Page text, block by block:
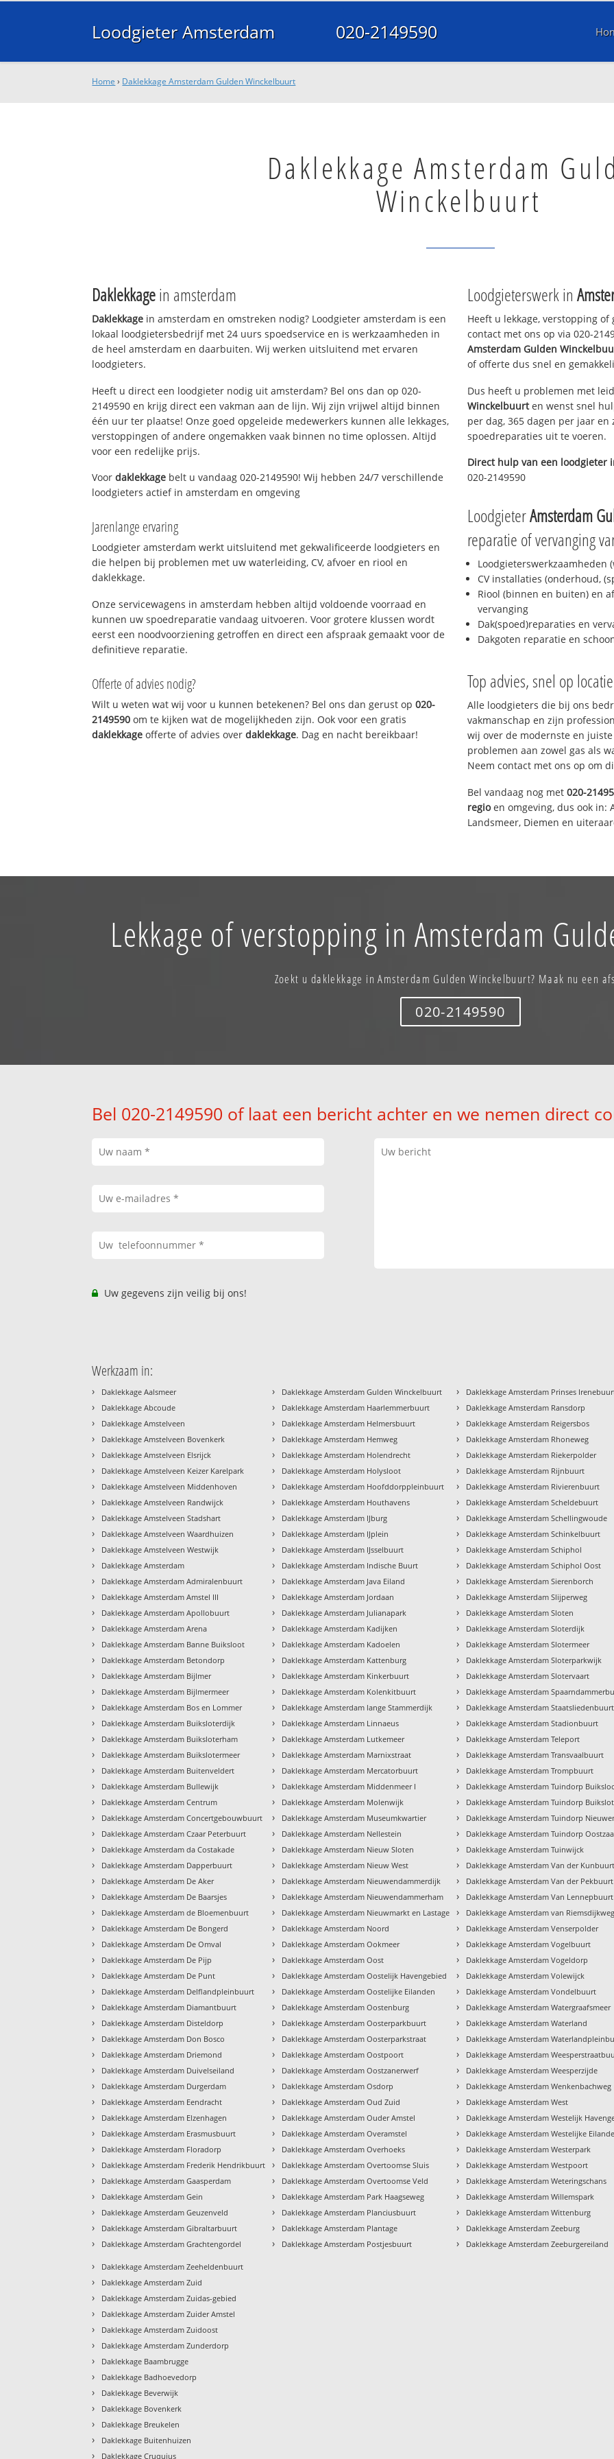
Loodgieter Amsterdam 020-2149590
Home › Daklekkage Amsterdam Gulden Winckelbuurt
Daklekkage Amsterdam
Winckelbuurt
Daklekkagein amsterdam
Daklekkage in amsterdam en omstreken nodig? Loodgieter amsterdam is een
lokaal loodgietersbedrijf met 24 uurs spoedservice en is werkzaamheden in
de heel amsterdam en daarbuiten. Wij werken uitsluitend met ervaren
loodgieters.
Heeft u direct een loodgieter nodig uit amsterdam? Bel ons dan op 020-
2149590 en krijg direct een vakman aan de lijn. Wij zijn vrijwel altijd binnen
één uur ter plaatse! Onze goed opgeleide medewerkers kunnen alle lekkages,
verstoppingen of andere ongemakken vaak binnen no time oplossen. Altijd
voor een redelijke prijs.
Voordaklekkage belt u vandaag 020-2149590! Wij hebben 24/7 verschillende
loodgieters actief in amsterdam en omgeving
Jarenlange ervaring
Loodgieter amsterdam werkt uitsluitend met gekwalificeerde loodgieters en
die helpen bij problemen met uw waterleiding, CV, afvoer en riool en
daklekkage.
Onze servicewagens in amsterdam hebben altijd voldoende voorraad en
kunnen uw spoedreparatie vandaag uitvoeren. Voor grotere klussen wordt
eerst een noodvoorziening getroffen en direct een afspraak gemaakt voor de
definitieve reparatie.
Offerte of advies nodig?
Wilt u weten wat wij voor u kunnen betekenen? Bel ons dan gerust op020-
2149590 om te kijken wat de mogelijkheden zijn. Ook voor een gratis
daklekkage offerte of advies overdaklekkage. Dag en nacht bereikbaar!
Loodgieterswerk in
Heeft u lekkage, verstopping
contact met ons op via 020-
Amsterdam Gulden
of offerte dus snel en
Dus heeft u problemen met
Winckelbuurten wenst snel
per dag, 365 dagen per jaar
spoedreparaties uit te voeren.
Direct hulp van een loodgieter
020-2149590
LoodgieterAmsterdam
reparatie of vervanging
Loodgieterswerkzaamheden
CV installaties (onderhoud,
Riool (binnen en buiten) en
vervanging
Dak(spoed)reparaties en
Dakgoten reparatie en
Top advies, snel op
Alle loodgieters die bij ons
vakmanschap en zijn
wij over de modernste en
problemen aan zowel gas als
Neem contact met ons op om
Bel vandaag nog met 020-
regioen omgeving, dus ook in:
Landsmeer, Diemen en
Lekkage of verstopping in Amsterdam
Zoekt u daklekkage in Amsterdam Gulden Winckelbuurt? Maak nu een
020-2149590
Bel 020-2149590 of laat een bericht achter en we nemen direct
Uw gegevens zijn veilig bij ons!
Werkzaam in:
› Daklekkage Aalsmeer
› Daklekkage Abcoude
› Daklekkage Amstelveen
› Daklekkage Amstelveen Bovenkerk
› Daklekkage Amstelveen Elsrijck
› Daklekkage Amstelveen Keizer Karelpark
› Daklekkage Amstelveen Middenhoven
› Daklekkage Amstelveen Randwijck
› Daklekkage Amstelveen Stadshart
› Daklekkage Amstelveen Waardhuizen
› Daklekkage Amstelveen Westwijk
› Daklekkage Amsterdam
› Daklekkage Amsterdam Admiralenbuurt
› Daklekkage Amsterdam Amstel III
› Daklekkage Amsterdam Apollobuurt
› Daklekkage Amsterdam Arena
› Daklekkage Amsterdam Banne Buiksloot
› Daklekkage Amsterdam Betondorp
› Daklekkage Amsterdam Bijlmer
› Daklekkage Amsterdam Bijlmermeer
› Daklekkage Amsterdam Bos en Lommer
› Daklekkage Amsterdam Buiksloterdijk
› Daklekkage Amsterdam Buiksloterham
› Daklekkage Amsterdam Buikslotermeer
› Daklekkage Amsterdam Buitenveldert
› Daklekkage Amsterdam Bullewijk
› Daklekkage Amsterdam Centrum
› Daklekkage Amsterdam Concertgebouwbuurt
› Daklekkage Amsterdam Czaar Peterbuurt
› Daklekkage Amsterdam da Costakade
› Daklekkage Amsterdam Dapperbuurt
› Daklekkage Amsterdam De Aker
› Daklekkage Amsterdam De Baarsjes
› Daklekkage Amsterdam de Bloemenbuurt
› Daklekkage Amsterdam De Bongerd
› Daklekkage Amsterdam De Omval
› Daklekkage Amsterdam De Pijp
› Daklekkage Amsterdam De Punt
› Daklekkage Amsterdam Delflandpleinbuurt
› Daklekkage Amsterdam Diamantbuurt
› Daklekkage Amsterdam Disteldorp
› Daklekkage Amsterdam Don Bosco
› Daklekkage Amsterdam Driemond
› Daklekkage Amsterdam Duivelseiland
› Daklekkage Amsterdam Durgerdam
› Daklekkage Amsterdam Eendracht
› Daklekkage Amsterdam Elzenhagen
› Daklekkage Amsterdam Erasmusbuurt
› Daklekkage Amsterdam Floradorp
› Daklekkage Amsterdam Frederik Hendrikbuurt
› Daklekkage Amsterdam Gaasperdam
› Daklekkage Amsterdam Gein
› Daklekkage Amsterdam Geuzenveld
› Daklekkage Amsterdam Gibraltarbuurt
› Daklekkage Amsterdam Grachtengordel
› Daklekkage Amsterdam Gulden Winckelbuurt
› Daklekkage Amsterdam Haarlemmerbuurt
› Daklekkage Amsterdam Helmersbuurt
› Daklekkage Amsterdam Hemweg
› Daklekkage Amsterdam Holendrecht
› Daklekkage Amsterdam Holysloot
› Daklekkage Amsterdam Hoofddorppleinbuurt
› Daklekkage Amsterdam Houthavens
› Daklekkage Amsterdam IJburg
› Daklekkage Amsterdam IJplein
› Daklekkage Amsterdam IJsselbuurt
› Daklekkage Amsterdam Indische Buurt
› Daklekkage Amsterdam Java Eiland
› Daklekkage Amsterdam Jordaan
› Daklekkage Amsterdam Julianapark
› Daklekkage Amsterdam Kadijken
› Daklekkage Amsterdam Kadoelen
› Daklekkage Amsterdam Kattenburg
› Daklekkage Amsterdam Kinkerbuurt
› Daklekkage Amsterdam Kolenkitbuurt
› Daklekkage Amsterdam lange Stammerdijk
› Daklekkage Amsterdam Linnaeus
› Daklekkage Amsterdam Lutkemeer
› Daklekkage Amsterdam Marnixstraat
› Daklekkage Amsterdam Mercatorbuurt
› Daklekkage Amsterdam Middenmeer I
› Daklekkage Amsterdam Molenwijk
› Daklekkage Amsterdam Museumkwartier
› Daklekkage Amsterdam Nellestein
› Daklekkage Amsterdam Nieuw Sloten
› Daklekkage Amsterdam Nieuw West
› Daklekkage Amsterdam Nieuwendammerdijk
› Daklekkage Amsterdam Nieuwendammerham
› Daklekkage Amsterdam Nieuwmarkt en Lastage
› Daklekkage Amsterdam Noord
› Daklekkage Amsterdam Ookmeer
› Daklekkage Amsterdam Oost
› Daklekkage Amsterdam Oostelijk Havengebied
› Daklekkage Amsterdam Oostelijke Eilanden
› Daklekkage Amsterdam Oostenburg
› Daklekkage Amsterdam Oosterparkbuurt
› Daklekkage Amsterdam Oosterparkstraat
› Daklekkage Amsterdam Oostpoort
› Daklekkage Amsterdam Oostzanerwerf
› Daklekkage Amsterdam Osdorp
› Daklekkage Amsterdam Oud Zuid
› Daklekkage Amsterdam Ouder Amstel
› Daklekkage Amsterdam Overamstel
› Daklekkage Amsterdam Overhoeks
› Daklekkage Amsterdam Overtoomse Sluis
› Daklekkage Amsterdam Overtoomse Veld
› Daklekkage Amsterdam Park Haagseweg
› Daklekkage Amsterdam Planciusbuurt
› Daklekkage Amsterdam Plantage
› Daklekkage Amsterdam Postjesbuurt
› Daklekkage Amsterdam Prinses
› Daklekkage Amsterdam Ransdorp
› Daklekkage Amsterdam Reigersbos
› Daklekkage Amsterdam Rhoneweg
› Daklekkage Amsterdam Riekerpolder
› Daklekkage Amsterdam Rijnbuurt
› Daklekkage Amsterdam Rivierenbuurt
› Daklekkage Amsterdam Scheldebuurt
› Daklekkage Amsterdam Schellingwoude
› Daklekkage Amsterdam Schinkelbuurt
› Daklekkage Amsterdam Schiphol
› Daklekkage Amsterdam Schiphol Oost
› Daklekkage Amsterdam Sierenborch
› Daklekkage Amsterdam Slijperweg
› Daklekkage Amsterdam Sloten
› Daklekkage Amsterdam Sloterdijk
› Daklekkage Amsterdam Slotermeer
› Daklekkage Amsterdam Sloterparkwijk
› Daklekkage Amsterdam Slotervaart
› Daklekkage Amsterdam
› Daklekkage Amsterdam Staatsliedenbuurt
› Daklekkage Amsterdam Stadionbuurt
› Daklekkage Amsterdam Teleport
› Daklekkage Amsterdam Transvaalbuurt
› Daklekkage Amsterdam Trompbuurt
› Daklekkage Amsterdam Tuindorp
› Daklekkage Amsterdam Tuindorp
› Daklekkage Amsterdam Tuindorp
› Daklekkage Amsterdam Tuindorp
› Daklekkage Amsterdam Tuinwijck
› Daklekkage Amsterdam Van der Kunbuurt
› Daklekkage Amsterdam Van der Pekbuurt
› Daklekkage Amsterdam Van Lennepbuurt
› Daklekkage Amsterdam van Riemsdijkweg
› Daklekkage Amsterdam Venserpolder
› Daklekkage Amsterdam Vogelbuurt
› Daklekkage Amsterdam Vogeldorp
› Daklekkage Amsterdam Volewijck
› Daklekkage Amsterdam Vondelbuurt
› Daklekkage Amsterdam Watergraafsmeer
› Daklekkage Amsterdam Waterland
› Daklekkage Amsterdam
› Daklekkage Amsterdam
› Daklekkage Amsterdam Weesperzijde
› Daklekkage Amsterdam Wenkenbachweg
› Daklekkage Amsterdam West
› Daklekkage Amsterdam Westelijk
› Daklekkage Amsterdam Westelijke
› Daklekkage Amsterdam Westerpark
› Daklekkage Amsterdam Westpoort
› Daklekkage Amsterdam Weteringschans
› Daklekkage Amsterdam Willemspark
› Daklekkage Amsterdam Wittenburg
› Daklekkage Amsterdam Zeeburg
› Daklekkage Amsterdam Zeeburgereiland
› Daklekkage Amsterdam Zeeheldenbuurt
› Daklekkage Amsterdam Zuid
› Daklekkage Amsterdam Zuidas-gebied
› Daklekkage Amsterdam Zuider Amstel
› Daklekkage Amsterdam Zuidoost
› Daklekkage Amsterdam Zunderdorp
› Daklekkage Baambrugge
› Daklekkage Badhoevedorp
› Daklekkage Beverwijk
› Daklekkage Bovenkerk
› Daklekkage Breukelen
› Daklekkage Buitenhuizen
› Daklekkage Cruquius